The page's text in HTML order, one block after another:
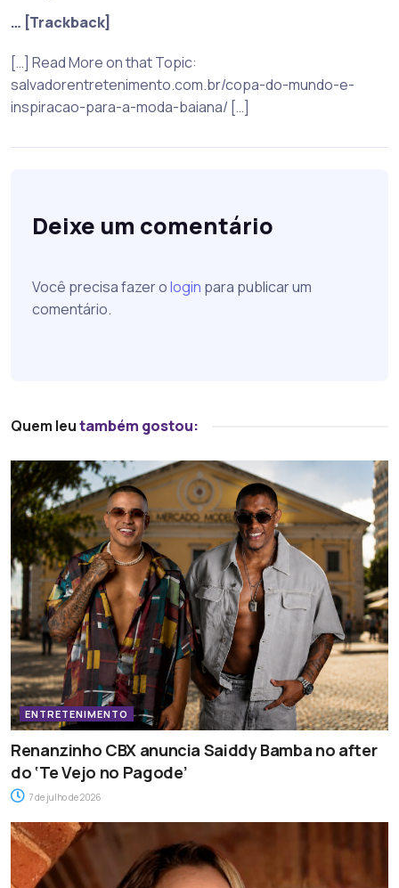
… [Trackback]
[…] Read More on that Topic:
salvadorentretenimento.com.br/copa-do-mundo-e-
inspiracao-para-a-moda-baiana/ […]
Deixe um comentário
Você precisa fazer ologin para publicar um
comentário.
Quem leutambém gostou:
ENTRETENIMENTO
Renanzinho CBX anuncia Saiddy Bamba no after
do ‘Te Vejo no Pagode’
7 de julho de 2026